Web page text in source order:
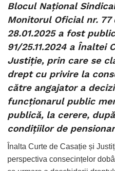
Blocul Național
Monitorul Oficial nr. 77
28.01.2025 a fost
91/25.11.2024 a Înaltei
Justiție, prin care se
drept cu privire la
către angajator a
funcționarul public
publică, la cerere,
condițiilor de
Înalta Curte de Casație și
perspectiva consecințelor